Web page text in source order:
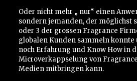
Oder nicht mehr „ nur“ einen
sondern jemanden, der möglichst
oder 3 der grossen Fragrance
globalen Kunden sammeln konnte
noch Erfahrung und Know How in
Microverkappselung von
Medien mitbringen kann.